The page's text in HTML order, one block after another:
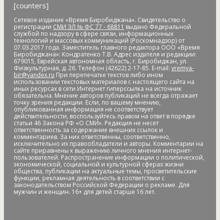
банковские_карты
барельеф баскетболБастакБастрыкинбатутБедность
бездомныебездомные животныебезналичные платежи
Безопасное колесо-2019безопасностьБезопасные и
качественные дорогибезработицабелкабензинБеринг
Берл Лазарбесплатные лекарстваБессмертные дела
Бессмертный полк бесхозяйственность бешенство
библиотекабизнесбизнес без поддержкибизнес-
омбудсменбиометрияБира БираканБирария БирЗСТ
БиробидажанБиробиджанБиробиджан-2
Биробиджанская воспитательная колония
Биробиджанская таможняБиробиджанская ТЭЦ
Биробиджанский АрбатБиробиджанский военный
гарнизонный судБиробиджанский колледж культуры и
искусствБиробиджанский районБирофельдбиткоин
битумная ямабитумная_ямабитумное болотобитумные
ямыБлаговещенскБлаговещенский кафедральный собор
Благословенноеблаготворитель года благотворительная
[counters]
Сетевое издание «Время Биробиджана». Свидетельство о
регистрации СМИ ЭЛ № ФС 77 - 68811 выдано Федеральной
службой по надзору в сфере связи, информационных
технологий и массовых коммуникаций (Роскомнадзор) от
07.03.2017 года. Заместитель главного редактора ООО «Время
Биробиджана»: Кондратенко Т.В. Адрес издателя и редакции:
679015, Еврейская автономная область, г. Биробиджан, ул.
Физкультурная, д. 26. Телефон (42622) 2-17-85. E-mail: vremya-
bir@yandex.ru При перепечатке текстов либо ином
использовании текстовых материалов с настоящего сайта на
иных ресурсах в сети Интернет гиперссылка на источник
обязательна. Мнение авторов публикаций не всегда отражает
точку зрения редакции. Если, по вашему мнению,
опубликованная информация не соответствует
действительности, воспользуйтесь правом на ответ в порядке
статьи 46 Закона РФ «О СМИ». Редакция не несет
ответственность за содержание внешних ссылок и
комментариев. За них ответственны, соответственно,
исключительно их правообладатели и авторы. Комментарии на
сайте приравнены к выражению личного мнения интернет-
пользователей. Распространение информации о политической,
экономической, социальной и культурной сферах жизни
общества, публикации на актуальные темы, просветительские
функции, рекламная деятельность в соответствии с
законодательством Российской Федерации о рекламе. Для
мужчин и женщин. 16+ для детей старше 16 лет.